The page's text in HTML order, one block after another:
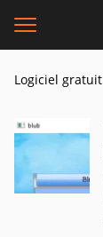
Logiciel gratuit